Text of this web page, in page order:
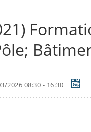
2026 08:30 - 16:30